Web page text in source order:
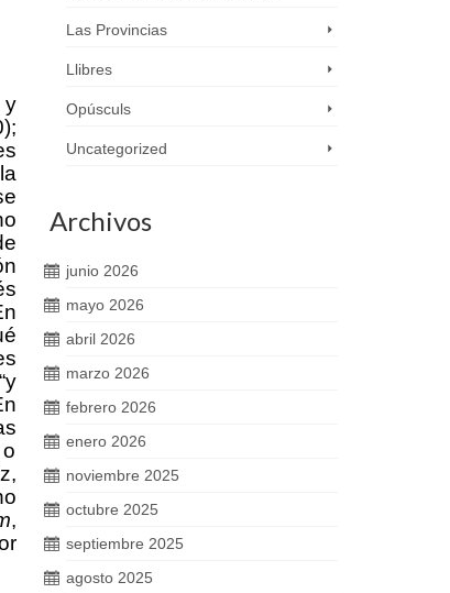
y
“y
o
,
Las Provincias
Llibres
Opúsculs
Uncategorized
Archivos
junio 2026
mayo 2026
abril 2026
marzo 2026
febrero 2026
enero 2026
noviembre 2025
octubre 2025
septiembre 2025
agosto 2025